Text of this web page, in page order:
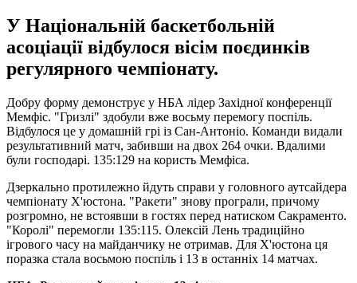
У Національній баскетбольній
асоціації відбулося вісім поєдинків
регулярного чемпіонату.
Добру форму демонструє у НБА лідер Західної конференції
Мемфіс. "Гризлі" здобули вже восьму перемогу поспіль.
Відбулося це у домашній грі із Сан-Антоніо. Команди видали
результативний матч, забивши на двох 264 очки. Вдалими
були господарі. 135:129 на користь Мемфіса.
Дзеркально протилежно йдуть справи у головного аутсайдера
чемпіонату Х'юстона. "Ракети" знову програли, причому
розгромно, не встоявши в гостях перед натиском Сакраменто.
"Королі" перемогли 135:115. Олексій Лень традиційно
ігрового часу на майданчику не отримав. Для Х'юстона ця
поразка стала восьмою поспіль і 13 в останніх 14 матчах.